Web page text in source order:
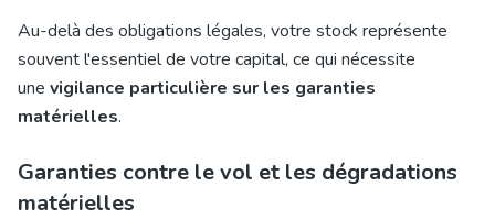
Au-delà des obligations légales, votre stock représente
souvent l'essentiel de votre capital, ce qui nécessite
une vigilance particulière sur les garanties
matérielles.
Garanties contre le vol et les dégradations
matérielles